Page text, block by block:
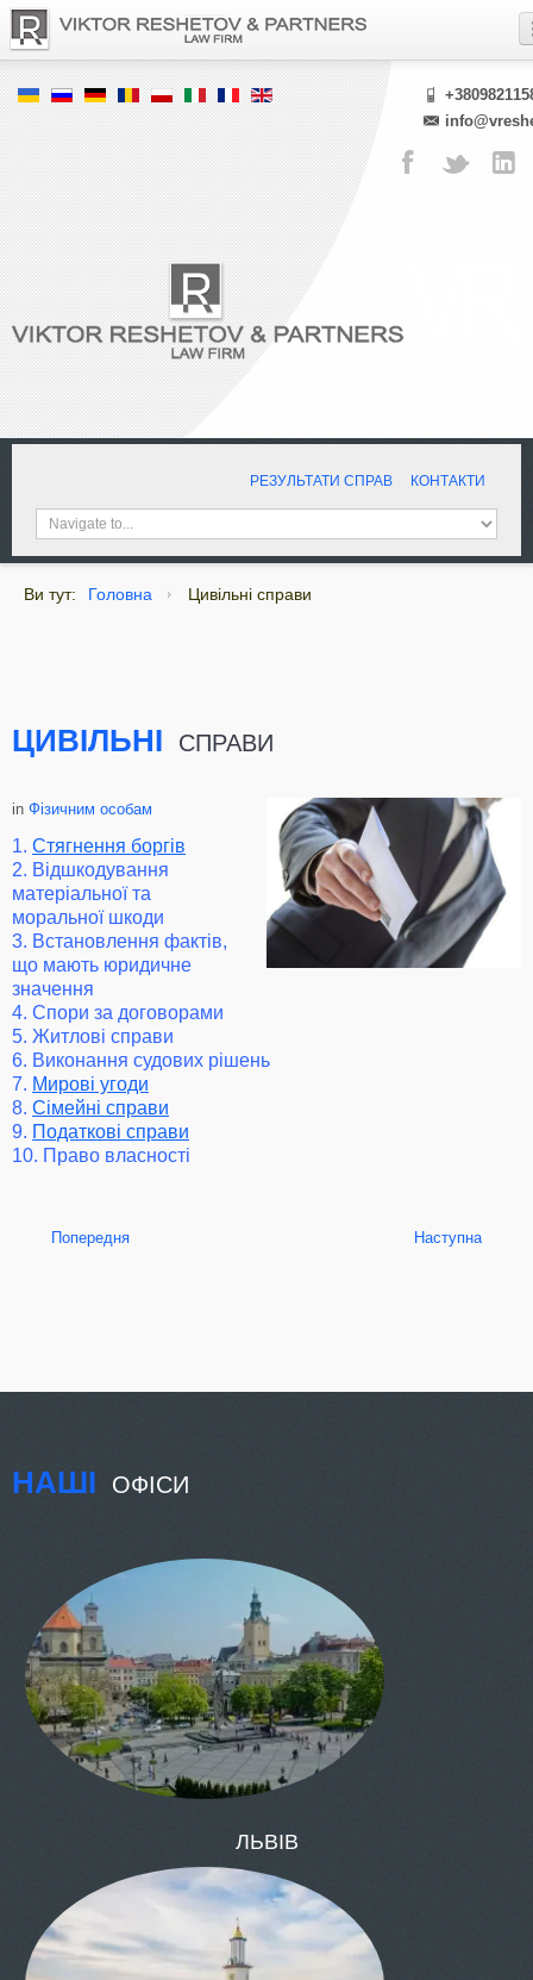
РЕЗУЛЬТАТИ СПРАВ КОНТАКТИ
Ви тут: Головна Цивільні справи
ЦИВІЛЬНІ СПРАВИ
in Фізичним особам
1. Стягнення боргів
2. Відшкодування
матеріальної та
моральної шкоди
3. Встановлення фактів,
що мають юридичне
значення
4. Спори за договорами
5. Житлові справи
6. Виконання судових рішень
7. Мирові угоди
8. Сімейні справи
9. Податкові справи
10. Право власності
Попередня Наступна
НАШІ ОФІСИ